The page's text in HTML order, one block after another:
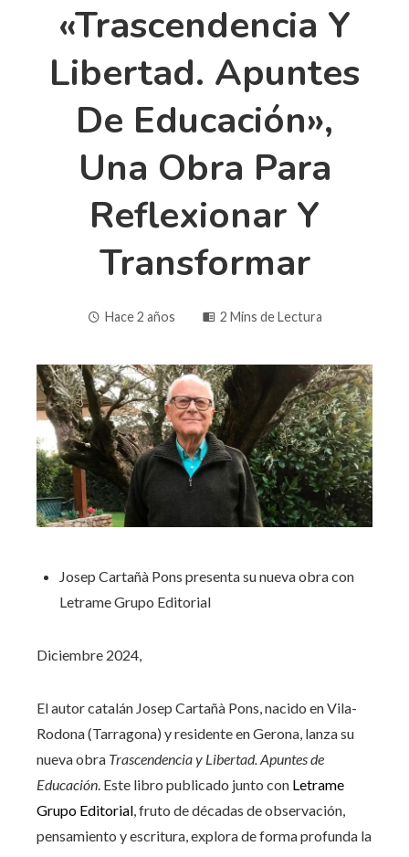
«Trascendencia Y
Libertad. Apuntes
De Educación»,
Una Obra Para
Reflexionar Y
Transformar
Hace 2 años 2 Mins de Lectura
Josep Cartañà Pons presenta su nueva obra con
Letrame Grupo Editorial
Diciembre 2024,
El autor catalán Josep Cartañà Pons, nacido en Vila-
Rodona (Tarragona) y residente en Gerona, lanza su
nueva obra Trascendencia y Libertad. Apuntes de
Educación. Este libro publicado junto con Letrame
Grupo Editorial, fruto de décadas de observación,
pensamiento y escritura, explora de forma profunda la